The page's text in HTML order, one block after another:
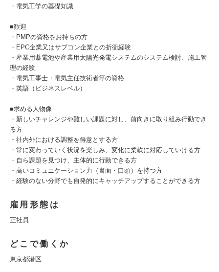
・電気工学の基礎知識
■歓迎
・PMPの資格をお持ちの方
・EPC企業又はサブコン企業との折衝経験
・産業用蓄電池や産業用太陽光発電システムのシステム検討、施工管
理の経験
・電気工事士・電気主任技術者等の資格
・英語（ビジネスレベル）
■求める人物像
・新しいチャレンジや難しい課題に対し、前向きに取り組み行動でき
る方
・社内外における調整を得意とする方
・常に変わっていく状況を楽しみ、変化に柔軟に対応していける方
・自ら課題を見つけ、主体的に行動できる方
・高いコミュニケーション力（書面・口頭）を持つ方
・経験のない分野でも自発的にキャッチアップすることができる方
雇用形態は
正社員
どこで働くか
東京都港区